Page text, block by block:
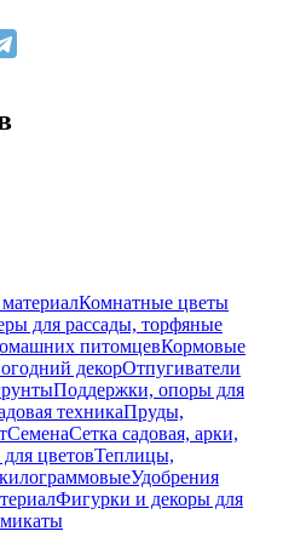
Комнатные цветы
для рассады, торфяные
питомцевКормовые
декорОтпугиватели
Поддержки, опоры для
техникаПруды,
СеменаСетка садовая, арки,
цветовТеплицы,
Удобрения
Фигурки и декоры для